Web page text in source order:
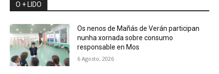
O + LIDO
Os nenos de Mañás de Verán participan
nunha xornada sobre consumo
responsable en Mos
6 Agosto, 2026